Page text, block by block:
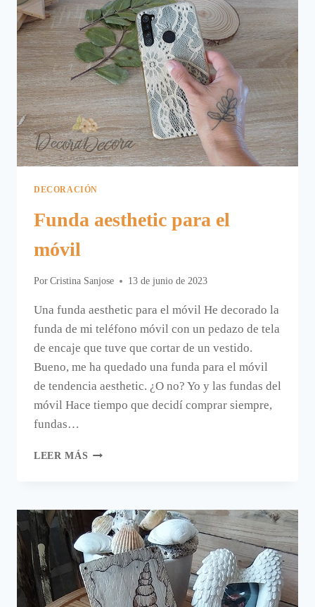
LA
NOCHE
DE
SAN
JUAN
DECORACIÓN
Funda aesthetic para el
móvil
Por Cristina Sanjose 13 de junio de 2023
Una funda aesthetic para el móvil He decorado la
funda de mi teléfono móvil con un pedazo de tela
de encaje que tuve que cortar de un vestido.
Bueno, me ha quedado una funda para el móvil
de tendencia aesthetic. ¿O no? Yo y las fundas del
móvil Hace tiempo que decidí comprar siempre,
fundas…
LEER MÁS FUNDA
MÓVIL